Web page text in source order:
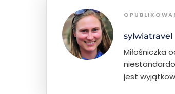
sylwiatravel
Miłośniczka
jest